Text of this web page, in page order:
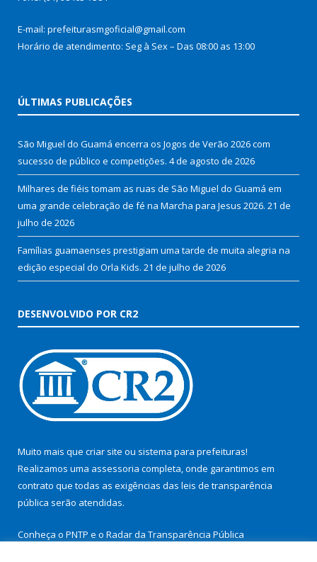
E-mail: prefeiturasmgoficial@gmail.com
Horário de atendimento: Seg à Sex – Das 08:00 as 13:00
ÚLTIMAS PUBLICAÇÕES
São Miguel do Guamá encerra os Jogos de Verão 2026 com
sucesso de público e competições. 4 de agosto de 2026
Milhares de fiéis tomam as ruas de São Miguel do Guamá em
uma grande celebração de fé na Marcha para Jesus 2026. 21 de
julho de 2026
Famílias guamaenses prestigiam uma tarde de muita alegria na
edição especial do Orla Kids. 21 de julho de 2026
DESENVOLVIDO POR CR2
Muito mais que criar site ou sistema para prefeituras!
Realizamos uma assessoria completa, onde garantimos em
contrato que todas as exigências das leis de transparência
pública serão atendidas.
Conheça o PNTP e o Radar da Transparência Pública